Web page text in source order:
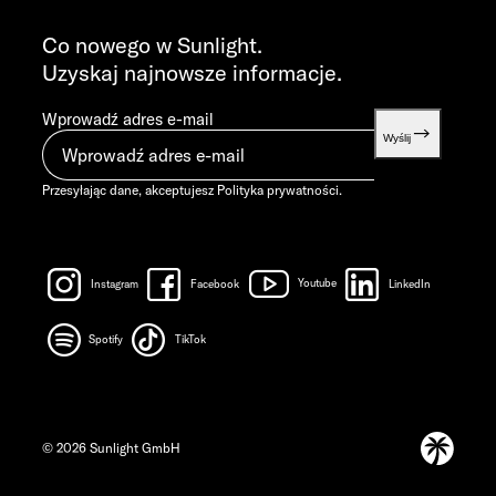
info@sunlight.de
Co nowego w Sunlight.
Uzyskaj najnowsze informacje.
Wprowadź adres e-mail
Wyślij
Przesyłając dane, akceptujesz Polityka prywatności.
Instagram Facebook Youtube LinkedIn
Spotify TikTok
© 2026 Sunlight GmbH